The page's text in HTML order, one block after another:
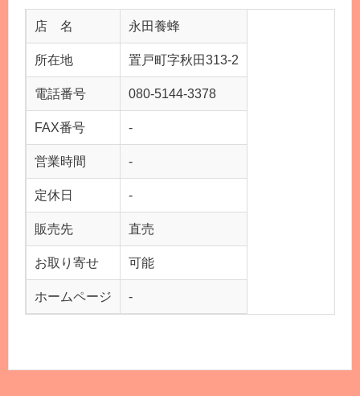
店 名 永田養蜂
所在地 置戸町字秋田313-2
電話番号 080-5144-3378
FAX番号 -
営業時間 -
定休日 -
販売先 直売
お取り寄せ 可能
ホームページ -